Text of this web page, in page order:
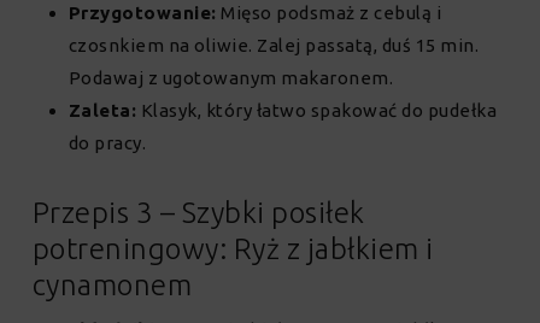
Przygotowanie: Mięso podsmaż z cebulą i
czosnkiem na oliwie. Zalej passatą, duś 15 min.
Podawaj z ugotowanym makaronem.
Zaleta: Klasyk, który łatwo spakować do pudełka
do pracy.
Przepis 3 – Szybki posiłek
potreningowy: Ryż z jabłkiem i
cynamonem